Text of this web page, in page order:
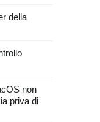
della
non
priva di